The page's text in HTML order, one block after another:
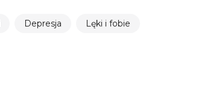
Depresja Lęki i fobie